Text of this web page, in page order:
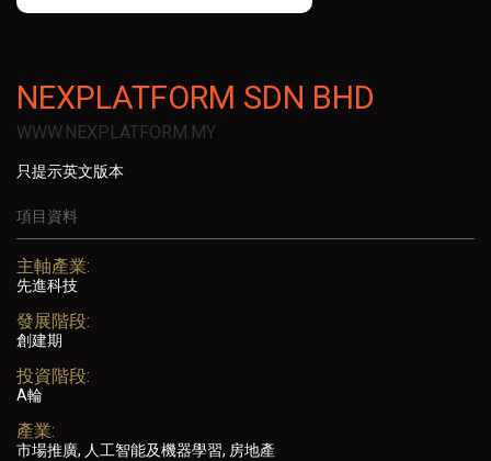
NEXPLATFORM SDN BHD
WWW.NEXPLATFORM.MY
只提示英文版本
項目資料
主軸產業:
先進科技
發展階段:
創建期
投資階段:
A輪
產業:
市場推廣, 人工智能及機器學習, 房地產